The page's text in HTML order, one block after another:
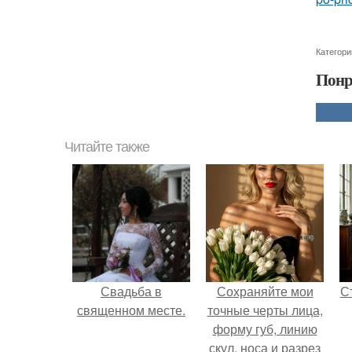
Читайте также
Свадьба в
священном месте.
Сохраняйте мои
точные черты лица,
форму губ, линию
скул, носа и разрез